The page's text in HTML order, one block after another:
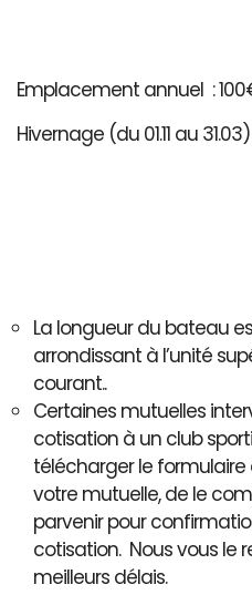
Emplacement annuel :
Hivernage (du 01.11 au
La longueur du bateau
arrondissant à l’unité
courant..
Certaines mutuelles
cotisation à un club
télécharger le
votre mutuelle, de le
parvenir pour
cotisation. Nous vous le
meilleurs délais.